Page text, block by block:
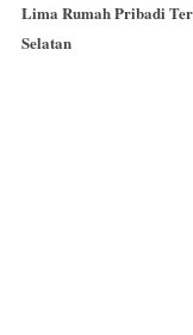
Lima Rumah Pribadi
Selatan